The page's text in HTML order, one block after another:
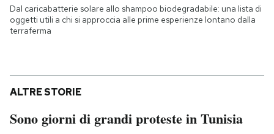
Dal caricabatterie solare allo shampoo biodegradabile: una lista di
oggetti utili a chi si approccia alle prime esperienze lontano dalla
terraferma
ALTRE STORIE
Sono giorni di grandi proteste in Tunisia